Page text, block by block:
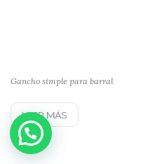
Gancho simple para barral
LEER MÁS